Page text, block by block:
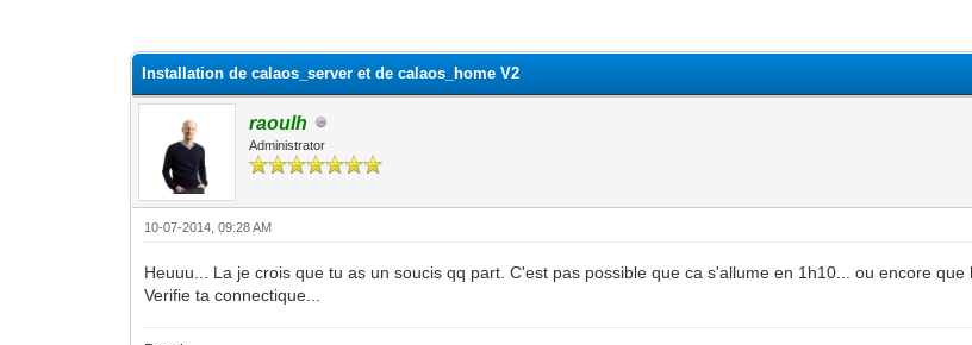
Installation de calaos_server et de calaos_home V2
raoulh
Administrator
10-07-2014, 09:28 AM
Heuuu... La je crois que tu as un soucis qq part. C'est pas possible que ca s'allume en 1h10... ou encore que
Verifie ta connectique...